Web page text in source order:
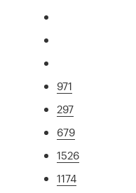
971
297
679
1526
1174